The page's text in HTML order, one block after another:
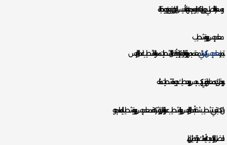
و بسعرها الأصلي بدون زيادة كما يقوم بدهنها بعد تأسيس الجدران وتجهيزه بجودة عالية.
معلم جبس بورد وتشطيب
يتميزمعلم جبس باكستانيمعتمد بمهارة واحترافية كبيرة جدا بأعمال التشطيبات ممتاز جدا بتشطيب اعمال الجبس
بورد فلن تجد معلم او فني تركيب جبس بورد يعطيك جودة تشطيبات مثله.
ان كنت تبغي بتشطيب شقه بأعمال الجبس بورد او تشطيب عمائر او منزل او شركة فمعلم جبس بورد وتشطيب بالدمام هو
افضل اختيار لك حيث أنه يمتلك خبرة لا مثيل لها.